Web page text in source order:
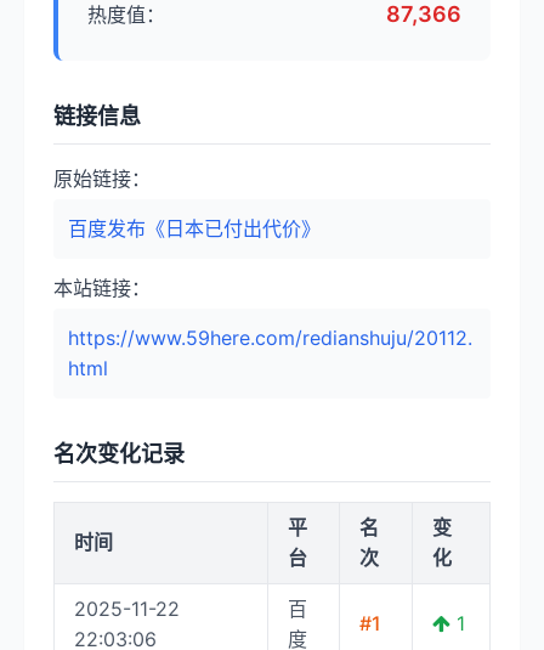
热度值： 87,366
链接信息
原始链接：
百度发布《日本已付出代价》
本站链接：
https://www.59here.com/redianshuju/20112.
html
名次变化记录
时间
平
台
名
次
变
化
2025-11-22
22:03:06
百
度
#1 1